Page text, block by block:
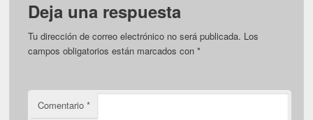
Deja una respuesta
Tu dirección de correo electrónico no será publicada. Los
campos obligatorios están marcados con*
Comentario*